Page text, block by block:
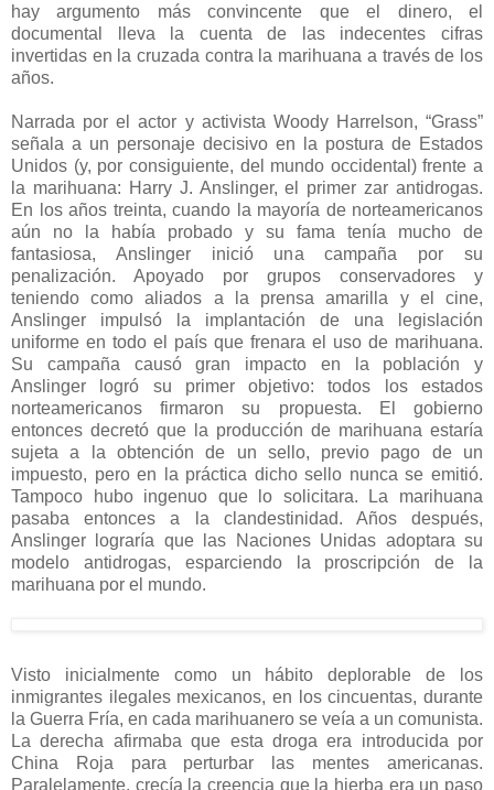
hay argumento más convincente que el dinero, el
documental lleva la cuenta de las indecentes cifras
invertidas en la cruzada contra la marihuana a través de los
años.
Narrada por el actor y activista Woody Harrelson, “Grass”
señala a un personaje decisivo en la postura de Estados
Unidos (y, por consiguiente, del mundo occidental) frente a
la marihuana: Harry J. Anslinger, el primer zar antidrogas.
En los años treinta, cuando la mayoría de norteamericanos
aún no la había probado y su fama tenía mucho de
fantasiosa, Anslinger inició una campaña por su
penalización. Apoyado por grupos conservadores y
teniendo como aliados a la prensa amarilla y el cine,
Anslinger impulsó la implantación de una legislación
uniforme en todo el país que frenara el uso de marihuana.
Su campaña causó gran impacto en la población y
Anslinger logró su primer objetivo: todos los estados
norteamericanos firmaron su propuesta. El gobierno
entonces decretó que la producción de marihuana estaría
sujeta a la obtención de un sello, previo pago de un
impuesto, pero en la práctica dicho sello nunca se emitió.
Tampoco hubo ingenuo que lo solicitara. La marihuana
pasaba entonces a la clandestinidad. Años después,
Anslinger lograría que las Naciones Unidas adoptara su
modelo antidrogas, esparciendo la proscripción de la
marihuana por el mundo.
Visto inicialmente como un hábito deplorable de los
inmigrantes ilegales mexicanos, en los cincuentas, durante
la Guerra Fría, en cada marihuanero se veía a un comunista.
La derecha afirmaba que esta droga era introducida por
China Roja para perturbar las mentes americanas.
Paralelamente, crecía la creencia que la hierba era un paso